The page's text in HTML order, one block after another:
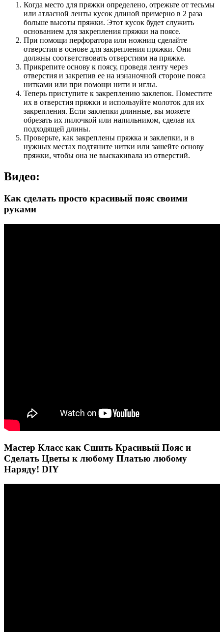
Когда место для пряжки определено, отрежьте от тесьмы
или атласной ленты кусок длиной примерно в 2 раза
больше высоты пряжки. Этот кусок будет служить
основанием для закрепления пряжки на поясе.
При помощи перфоратора или ножниц сделайте
отверстия в основе для закрепления пряжки. Они
должны соответствовать отверстиям на пряжке.
Прикрепите основу к поясу, проведя ленту через
отверстия и закрепив ее на изнаночной стороне пояса
нитками или при помощи нити и иглы.
Теперь приступите к закреплению заклепок. Поместите
их в отверстия пряжки и используйте молоток для их
закрепления. Если заклепки длинные, вы можете
обрезать их пилочкой или напильником, сделав их
подходящей длины.
Проверьте, как закреплены пряжка и заклепки, и в
нужных местах подтяните нитки или зашейте основу
пряжки, чтобы она не выскакивала из отверстий.
Видео:
Как сделать просто красивый пояс своими
руками
Мастер Класс как Сшить Красивый Пояс и
Сделать Цветы к любому Платью любому
Наряду! DIY